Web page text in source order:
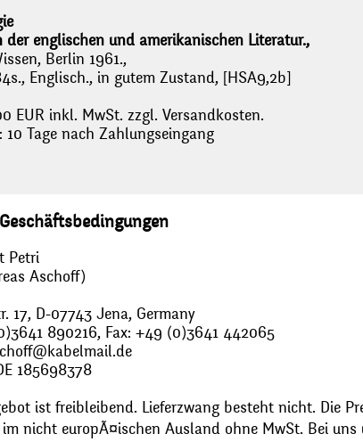
der englischen und amerikanischen Literatur.,
Berlin 1961.,
Englisch., in gutem Zustand, [HSA9,2b]
EUR inkl. MwSt. zzgl. Versandkosten.
10 Tage nach Zahlungseingang
Petri
Aschoff)
17, D-07743 Jena, Germany
890216, Fax: +49 (0)3641 442065
185698378
ist freibleibend. Lieferzwang besteht nicht. Die
nicht europÃ¤ischen Ausland ohne MwSt. Bei